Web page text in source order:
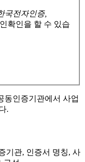
국전자인증,
확인을 할 수 있습
동인증기관에서 사업
.
기관, 인증서 명칭, 사